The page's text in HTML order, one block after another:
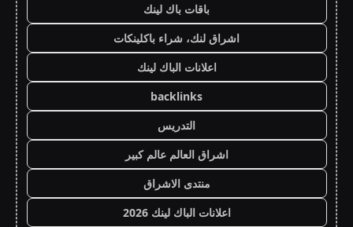
باقات باك لينك
اشراق لنك، شراء باكلينكات
اعلانات الباك لينك
backlinks
التدريس
اشراق العالم عالم كبير
منتدى الاشراق
اعلانات الباك لينك 2026